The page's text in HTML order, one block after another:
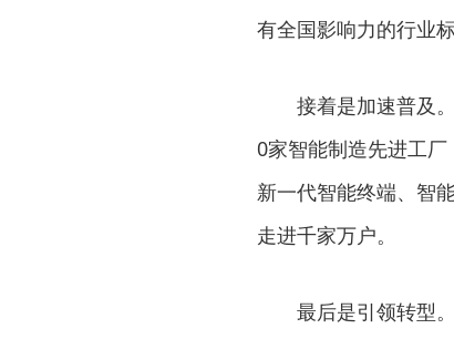
有全国影响力的行业
接着是加速普及
0家智能制造先进工厂
新一代智能终端、智
走进千家万户。
最后是引领转型